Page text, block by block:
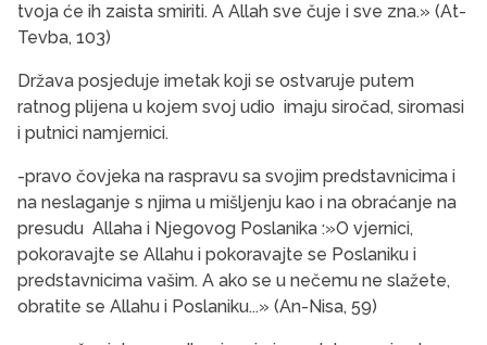
tvoja će ih zaista smiriti. A Allah sve čuje i sve zna.» (At-
Tevba, 103)
Država posjeduje imetak koji se ostvaruje putem
ratnog plijena u kojem svoj udio imaju siročad, siromasi
i putnici namjernici.
-pravo čovjeka na raspravu sa svojim predstavnicima i
na neslaganje s njima u mišljenju kao i na obraćanje na
presudu Allaha i Njegovog Poslanika :»O vjernici,
pokoravajte se Allahu i pokoravajte se Poslaniku i
predstavnicima vašim. A ako se u nečemu ne slažete,
obratite se Allahu i Poslaniku...» (An-Nisa, 59)